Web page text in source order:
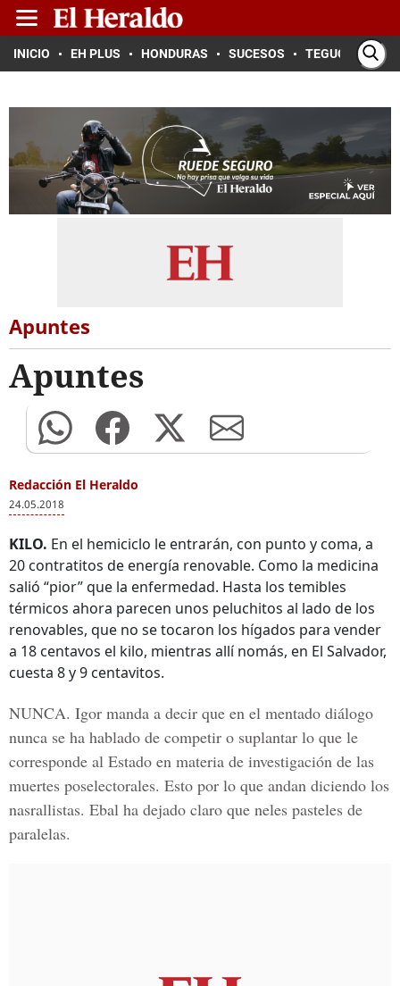
INICIO EH PLUS HONDURAS SUCESOS TEGUCIGALPA
Apuntes
Apuntes
Redacción El Heraldo
24.05.2018
KILO. En el hemiciclo le entrarán, con punto y coma, a
20 contratitos de energía renovable. Como la medicina
salió “pior” que la enfermedad. Hasta los temibles
térmicos ahora parecen unos peluchitos al lado de los
renovables, que no se tocaron los hígados para vender
a 18 centavos el kilo, mientras allí nomás, en El Salvador,
cuesta 8 y 9 centavitos.
NUNCA. Igor manda a decir que en el mentado diálogo
nunca se ha hablado de competir o suplantar lo que le
corresponde al Estado en materia de investigación de las
muertes poselectorales. Esto por lo que andan diciendo los
nasrallistas. Ebal ha dejado claro que neles pasteles de
paralelas.